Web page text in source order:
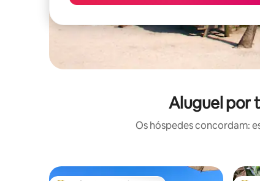
Aluguel por
Os hóspedes concordam: